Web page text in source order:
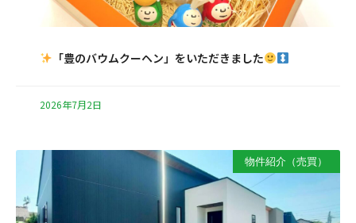
「豊のバウムクーヘン」をいただきました
2026年7月2日
物件紹介（売買）